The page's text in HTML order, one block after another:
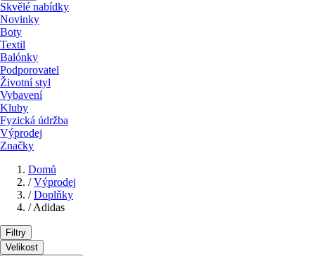
Skvělé nabídky
Novinky
Boty
Textil
Balónky
Podporovatel
Životní styl
Vybavení
Kluby
Fyzická údržba
Výprodej
Značky
Domů
/ Výprodej
/ Doplňky
/Adidas
Filtry
Velikost